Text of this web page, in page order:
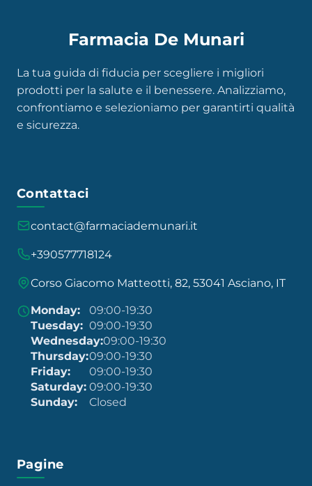
Farmacia De Munari
La tua guida di fiducia per scegliere i migliori
prodotti per la salute e il benessere. Analizziamo,
confrontiamo e selezioniamo per garantirti qualità
e sicurezza.
Contattaci
contact@farmaciademunari.it
+390577718124
Corso Giacomo Matteotti, 82, 53041 Asciano, IT
Monday:
09:00-19:30
Tuesday: 09:00-19:30
Wednesday:09:00-19:30
Thursday:09:00-19:30
Friday:
09:00-19:30
Saturday: 09:00-19:30
Sunday:
Closed
Pagine